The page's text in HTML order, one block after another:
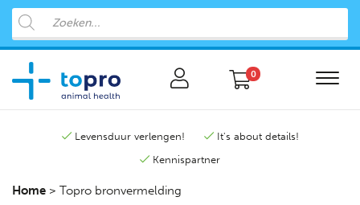
0
Levensduur verlengen!
It's about details!
Kennispartner
Home > Topro bronvermelding